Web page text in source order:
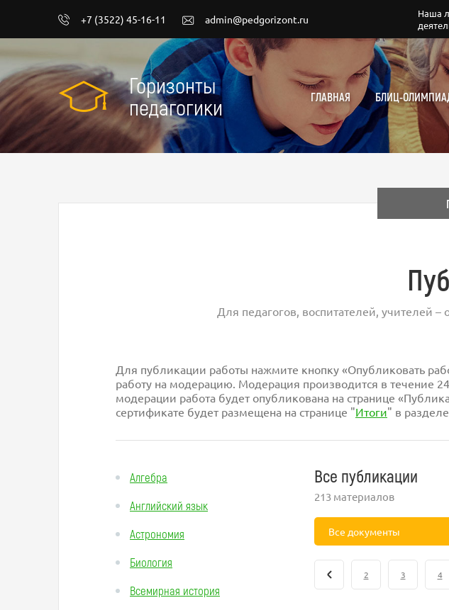
+7 (3522) 45-16-11 admin@pedgorizont.ru
Наша
Горизонты
педагогики
ГЛАВНАЯ БЛИЦ-
Для педагогов, воспитателей, учителей –
Для публикации работы нажмите кнопку «Опубликовать
работу на модерацию. Модерация производится в течение
модерации работа будет опубликована на странице
сертификате будет размещена на странице "Итоги" в
Алгебра
Английский язык
Астрономия
Биология
Всемирная история
Все публикации
213 материалов
Все документы
2 3 4